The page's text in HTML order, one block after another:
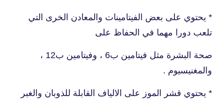
* يحتوي على بعض الفيتامينات والمعادن الخرى التي
تلعب دورا مهما في الحفاظ على
صحة البشرة مثل فيتامين ب6 ، وفيتامين ب12 ،
والمغنيسيوم .
* يحتوي قشر الموز على الالياف القابلة للذوبان والغبر